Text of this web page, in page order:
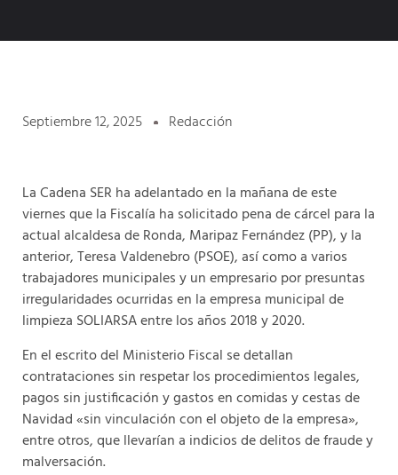
Septiembre 12, 2025 Redacción
La Cadena SER ha adelantado en la mañana de este
viernes que la Fiscalía ha solicitado pena de cárcel para la
actual alcaldesa de Ronda, Maripaz Fernández (PP), y la
anterior, Teresa Valdenebro (PSOE), así como a varios
trabajadores municipales y un empresario por presuntas
irregularidades ocurridas en la empresa municipal de
limpieza SOLIARSA entre los años 2018 y 2020.
En el escrito del Ministerio Fiscal se detallan
contrataciones sin respetar los procedimientos legales,
pagos sin justificación y gastos en comidas y cestas de
Navidad «sin vinculación con el objeto de la empresa»,
entre otros, que llevarían a indicios de delitos de fraude y
malversación.